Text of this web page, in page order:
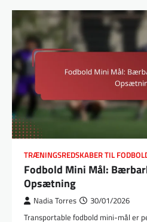
TRÆNINGSREDSKABER TIL
Fodbold Mini Mål:
Opsætning
Nadia Torres 30/01/2026
Transportable fodbold mini-mål er